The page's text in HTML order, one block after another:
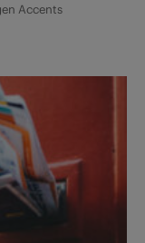
Accents